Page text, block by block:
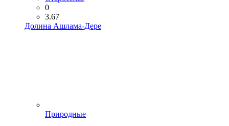
0
3.67
Долина Ашлама-Дере
Природные